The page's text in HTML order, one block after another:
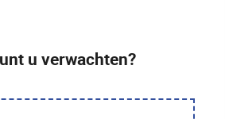
u verwachten?